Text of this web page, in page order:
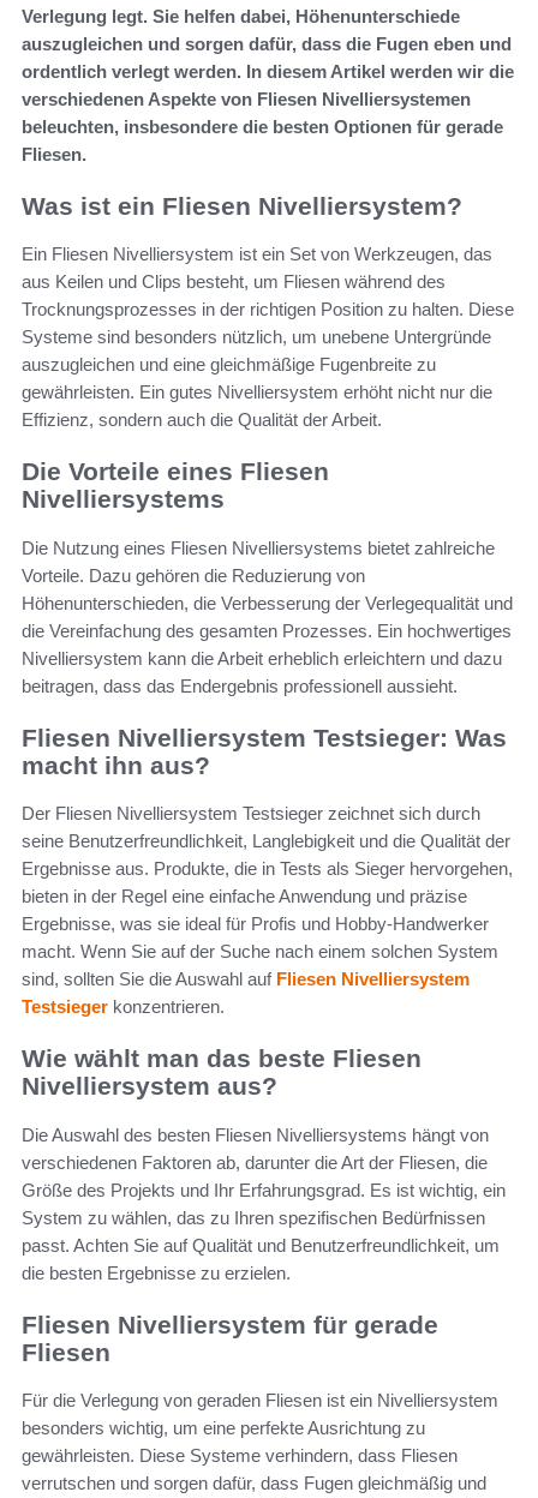
Verlegung legt. Sie helfen dabei, Höhenunterschiede
auszugleichen und sorgen dafür, dass die Fugen eben und
ordentlich verlegt werden. In diesem Artikel werden wir die
verschiedenen Aspekte von Fliesen Nivelliersystemen
beleuchten, insbesondere die besten Optionen für gerade
Fliesen.
Was ist ein Fliesen Nivelliersystem?
Ein Fliesen Nivelliersystem ist ein Set von Werkzeugen, das
aus Keilen und Clips besteht, um Fliesen während des
Trocknungsprozesses in der richtigen Position zu halten. Diese
Systeme sind besonders nützlich, um unebene Untergründe
auszugleichen und eine gleichmäßige Fugenbreite zu
gewährleisten. Ein gutes Nivelliersystem erhöht nicht nur die
Effizienz, sondern auch die Qualität der Arbeit.
Die Vorteile eines Fliesen
Nivelliersystems
Die Nutzung eines Fliesen Nivelliersystems bietet zahlreiche
Vorteile. Dazu gehören die Reduzierung von
Höhenunterschieden, die Verbesserung der Verlegequalität und
die Vereinfachung des gesamten Prozesses. Ein hochwertiges
Nivelliersystem kann die Arbeit erheblich erleichtern und dazu
beitragen, dass das Endergebnis professionell aussieht.
Fliesen Nivelliersystem Testsieger: Was
macht ihn aus?
Der Fliesen Nivelliersystem Testsieger zeichnet sich durch
seine Benutzerfreundlichkeit, Langlebigkeit und die Qualität der
Ergebnisse aus. Produkte, die in Tests als Sieger hervorgehen,
bieten in der Regel eine einfache Anwendung und präzise
Ergebnisse, was sie ideal für Profis und Hobby-Handwerker
macht. Wenn Sie auf der Suche nach einem solchen System
sind, sollten Sie die Auswahl auf Fliesen Nivelliersystem
Testsieger konzentrieren.
Wie wählt man das beste Fliesen
Nivelliersystem aus?
Die Auswahl des besten Fliesen Nivelliersystems hängt von
verschiedenen Faktoren ab, darunter die Art der Fliesen, die
Größe des Projekts und Ihr Erfahrungsgrad. Es ist wichtig, ein
System zu wählen, das zu Ihren spezifischen Bedürfnissen
passt. Achten Sie auf Qualität und Benutzerfreundlichkeit, um
die besten Ergebnisse zu erzielen.
Fliesen Nivelliersystem für gerade
Fliesen
Für die Verlegung von geraden Fliesen ist ein Nivelliersystem
besonders wichtig, um eine perfekte Ausrichtung zu
gewährleisten. Diese Systeme verhindern, dass Fliesen
verrutschen und sorgen dafür, dass Fugen gleichmäßig und